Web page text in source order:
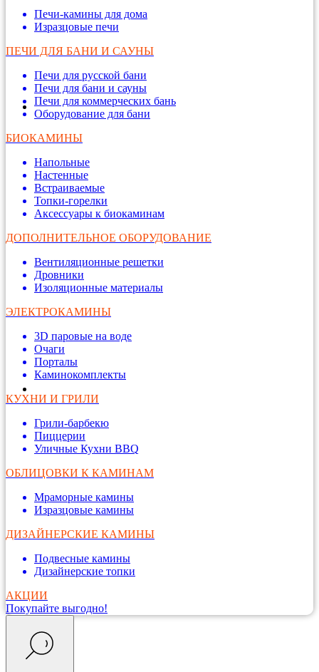
Печи-камины для дома
Изразцовые печи
ПЕЧИ ДЛЯ БАНИ И САУНЫ
Печи для русской бани
Печи для бани и сауны
Печи для коммерческих бань
Оборудование для бани
БИОКАМИНЫ
Напольные
Настенные
Встраиваемые
Топки-горелки
Аксессуары к биокаминам
ДОПОЛНИТЕЛЬНОЕ ОБОРУДОВАНИЕ
Вентиляционные решетки
Дровники
Изоляционные материалы
ЭЛЕКТРОКАМИНЫ
3D паровые на воде
Очаги
Порталы
Каминокомплекты
КУХНИ И ГРИЛИ
Грили-барбекю
Пиццерии
Уличные Кухни BBQ
ОБЛИЦОВКИ К КАМИНАМ
Мраморные камины
Изразцовые камины
ДИЗАЙНЕРСКИЕ КАМИНЫ
Подвесные камины
Дизайнерские топки
АКЦИИ
Покупайте выгодно!